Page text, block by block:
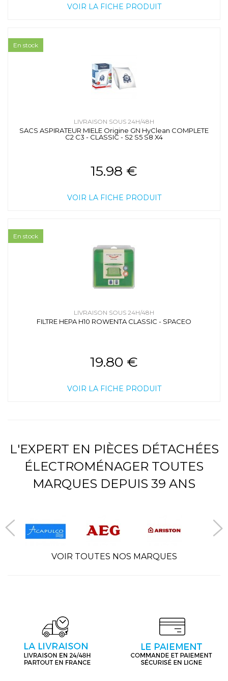
VOIR LA FICHE PRODUIT
LIVRAISON SOUS 24H/48H
SACS ASPIRATEUR MIELE Origine GN HyClean COMPLETE
C2 C3 - CLASSIC - S2 S5 S8 X4
15.98 €
VOIR LA FICHE PRODUIT
En stock
LIVRAISON SOUS 24H/48H
FILTRE HEPA H10 ROWENTA CLASSIC - SPACEO
19.80 €
VOIR LA FICHE PRODUIT
En stock
L'EXPERT EN PIÈCES DÉTACHÉES
ÉLECTROMÉNAGER TOUTES
MARQUES DEPUIS 39 ANS
VOIR TOUTES NOS MARQUES